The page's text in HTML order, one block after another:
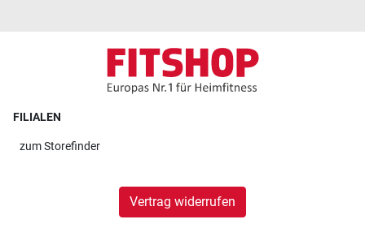
FILIALEN
zumStorefinder
Vertrag widerrufen